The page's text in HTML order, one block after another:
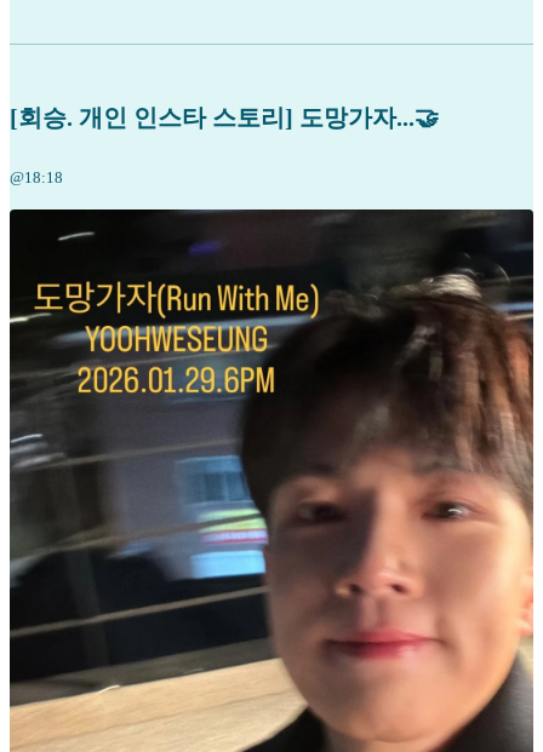
[회승. 개인 인스타 스토리] 도망가자...🤝
@18:18